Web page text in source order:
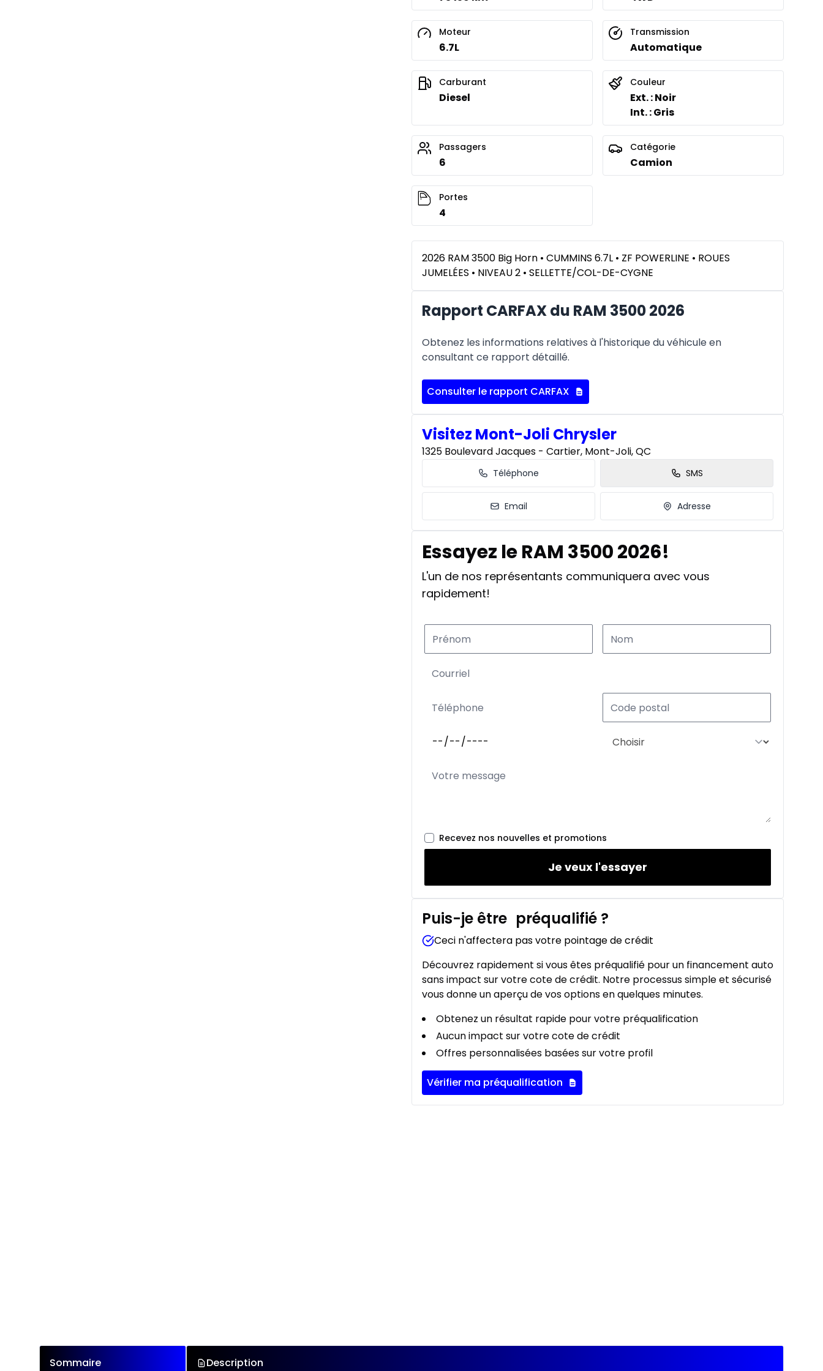
Financement sur 24 mois
0.00 $ d'acompte • 8.99%
À partir de :
907$/Sem.
Moteur
6.7L
Transmission
Automatique
Carburant
Diesel
Couleur
Ext. : Noir
Int. : Gris
Passagers
6
Catégorie
Camion
Portes
4
2026 RAM 3500 Big Horn • CUMMINS 6.7L • ZF POWERLINE • ROUES
JUMELÉES • NIVEAU 2 • SELLETTE/COL-DE-CYGNE
Rapport CARFAX du RAM 3500 2026
Obtenez les informations relatives à l'historique du véhicule en
consultant ce rapport détaillé.
Consulter le rapport CARFAX
Visitez Mont-Joli Chrysler
1325 Boulevard Jacques - Cartier, Mont-Joli, QC
Téléphone SMS
Email Adresse
Essayez le RAM 3500 2026!
L'un de nos représentants communiquera avec vous
rapidement!
Recevez nos nouvelles et promotions
Je veux l'essayer
Puis-je être préqualifié ?
Ceci n'affectera pas votre pointage de crédit
Découvrez rapidement si vous êtes préqualifié pour un financement auto
sans impact sur votre cote de crédit. Notre processus simple et sécurisé
vous donne un aperçu de vos options en quelques minutes.
Obtenez un résultat rapide pour votre préqualification
Aucun impact sur votre cote de crédit
Offres personnalisées basées sur votre profil
Vérifier ma préqualification
Sommaire Description